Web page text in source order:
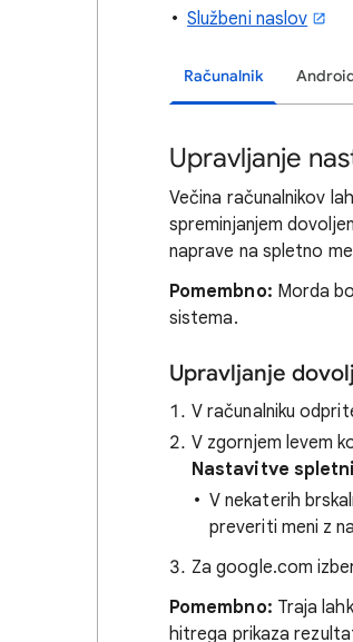
Službeni naslov
Računalnik
Upravljanje
Večina računalnikov
spreminjanjem
naprave na spletno
Pomembno: Morda
sistema.
Upravljanje
V računalniku
V zgornjem levem
Nastavitve
V nekaterih
preveriti meni z
Za google.com
Pomembno: Traja
hitrega prikaza